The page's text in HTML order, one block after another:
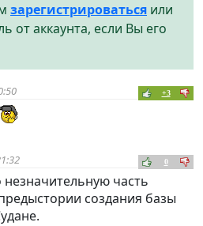
зарегистрироваться или
от аккаунта, если Вы его
+3
0
часть
создания базы